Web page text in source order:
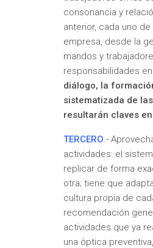
consonancia y
anterior, cada uno
empresa, desde la
mandos y
responsabilidades
diálogo, la
sistematizada de
resultarán claves
TERCERO.-
actividades: el
replicar de forma
otra; tiene que
cultura propia de
recomendación
actividades que ya
una óptica